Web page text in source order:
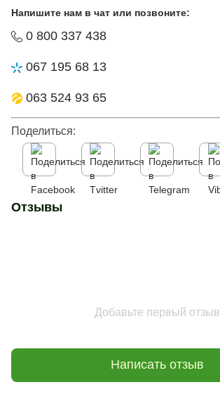
Напишите нам в чат или позвоните:
0 800 337 438
067 195 68 13
063 524 93 65
Поделиться:
Отзывы
Добавьте первый отзыв
Написать отзыв